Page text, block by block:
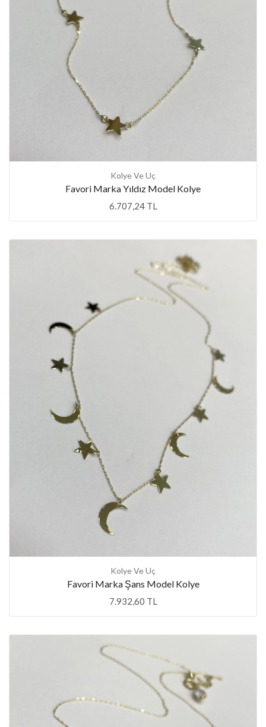
Kolye Ve Uç
Favori Marka Yıldız Model Kolye
6.707,24 TL
Kolye Ve Uç
Favori Marka Şans Model Kolye
7.932,60 TL